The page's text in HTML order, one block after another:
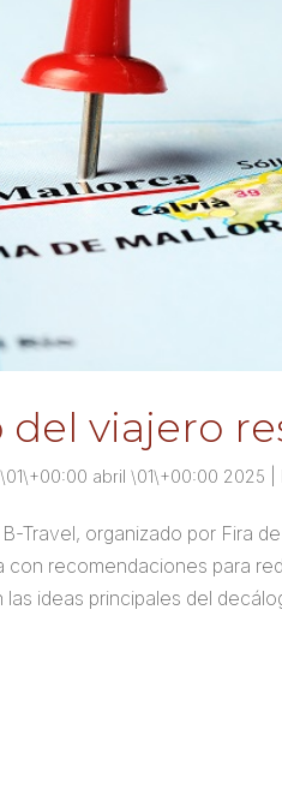
del viajero
\01\+00:00 abril \01\+00:00 2025
B-Travel, organizado por Fira
con recomendaciones para
ideas principales del